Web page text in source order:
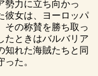
勢力に立ち向かっ
彼女は、ヨーロッパ
その称賛を勝ち取っ
たときはバルバリア
知れた海賊たちと同
た。